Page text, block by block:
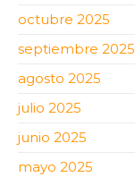
octubre 2025
septiembre 2025
agosto 2025
julio 2025
junio 2025
mayo 2025